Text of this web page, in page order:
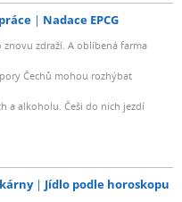
Nadace EPCG
zdraží. A oblíbená farma
Čechů mohou rozhýbat
a alkoholu. Češi do nich jezdí
Jídlo podle horoskopu